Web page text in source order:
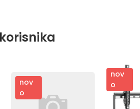
nov
o
nov
o